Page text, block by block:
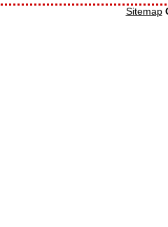
Sitemap